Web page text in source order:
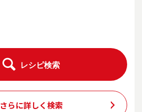
レシピ検索
さらに詳しく検索